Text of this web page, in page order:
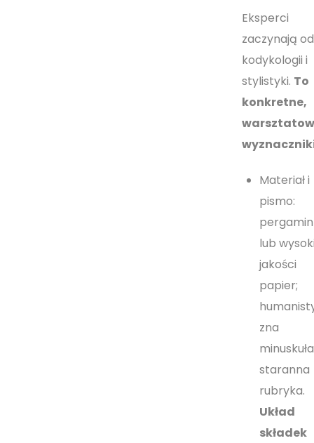
Eksperci
zaczynają od
kodykologii i
stylistyki. To
konkretne,
Materiał i
pismo:
pergamin
lub
jakości
papier;
zna
staranna
rubryka.
Układ
składek